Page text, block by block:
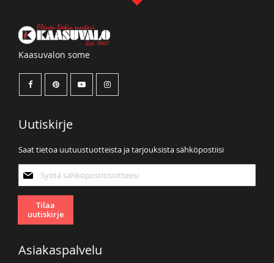
Kaasuvalon some
Uutiskirje
Saat tietoa uutuustuotteista ja tarjouksista sähköpostiisi
uutiskirjeemme:
Tilaa
uutiskirje
Asiakaspalvelu